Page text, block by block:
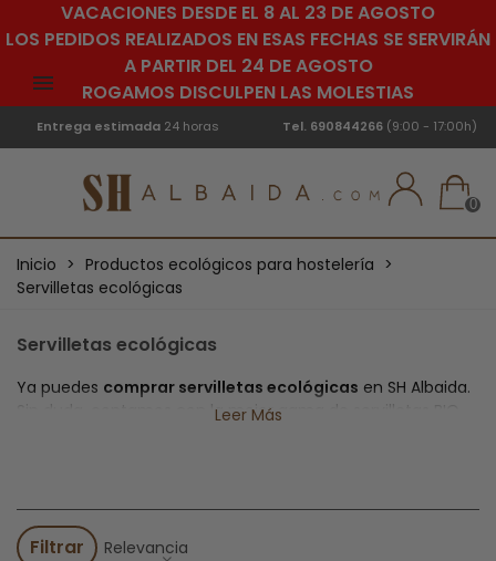
VACACIONES DESDE EL 8 AL 23 DE AGOSTO
LOS PEDIDOS REALIZADOS EN ESAS FECHAS SE SERVIRÁN
A PARTIR DEL 24 DE AGOSTO
ROGAMOS DISCULPEN LAS MOLESTIAS
Entrega estimada 24 horas Tel. 690844266 (9:00 - 17:00h)
0
Inicio > Productos ecológicos para hostelería >
Servilletas ecológicas
Servilletas ecológicas
Ya puedes comprar servilletas ecológicas en SH Albaida.
Sin duda, contamos con la mejor gama de servilletas BIO-
Nuestras servilletas recicladas se utilizan en la hostelería
para acercarse al térmico eco-friendly.
Leer Más
Filtrar Relevancia